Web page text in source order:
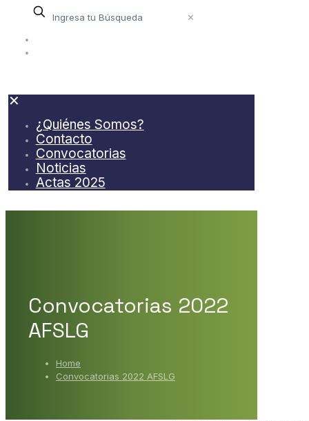
✕
✕
¿Quiénes Somos?
Contacto
Convocatorias
Noticias
Actas 2025
Convocatorias 2022
AFSLG
Home
Convocatorias 2022 AFSLG